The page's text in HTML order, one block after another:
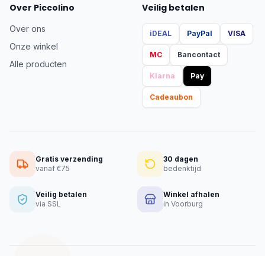
Over Piccolino
Over ons
Onze winkel
Alle producten
Veilig betalen
iDEAL PayPal VISA
MC Bancontact
Klarna Pay
Cadeaubon
Gratis verzending
vanaf €75
30 dagen
bedenktijd
Veilig betalen
via SSL
Winkel afhalen
in Voorburg